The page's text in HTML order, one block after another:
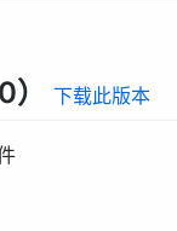
下载此版本